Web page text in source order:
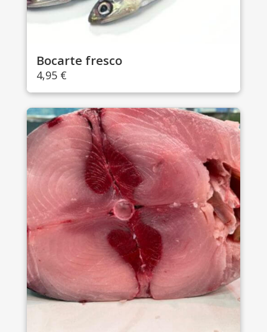
Bocarte fresco
4,95 €